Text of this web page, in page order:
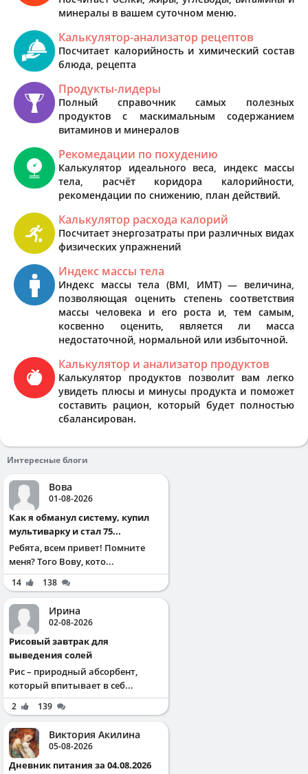
минералы в вашем суточном меню.
Калькулятор-анализатор рецептов
Посчитает калорийность и химический состав
блюда, рецепта
Продукты-лидеры
Полный справочник самых полезных
продуктов с маскимальным содержанием
витаминов и минералов
Рекомедации по похудению
Калькулятор идеального веса, индекс массы
тела, расчёт коридора калорийности,
рекомендации по снижению, план действий.
Калькулятор расхода калорий
Посчитает энергозатраты при различных видах
физических упражнений
Индекс массы тела
Индекс массы тела (BMI, ИМТ) — величина,
позволяющая оценить степень соответствия
массы человека и его роста и, тем самым,
косвенно оценить, является ли масса
недостаточной, нормальной или избыточной.
Калькулятор и анализатор продуктов
Калькулятор продуктов позволит вам легко
увидеть плюсы и минусы продукта и поможет
составить рацион, который будет полностью
сбалансирован.
Интересные блоги
Вова
01-08-2026
Как я обманул систему, купил
мультиварку и стал 75...
Ребята, всем привет! Помните
меня? Того Вову, кото...
14 138
Ирина
02-08-2026
Рисовый завтрак для
выведения солей
Рис – природный абсорбент,
который впитывает в себ...
2 139
Виктория Акилина
05-08-2026
Дневник питания за 04.08.2026